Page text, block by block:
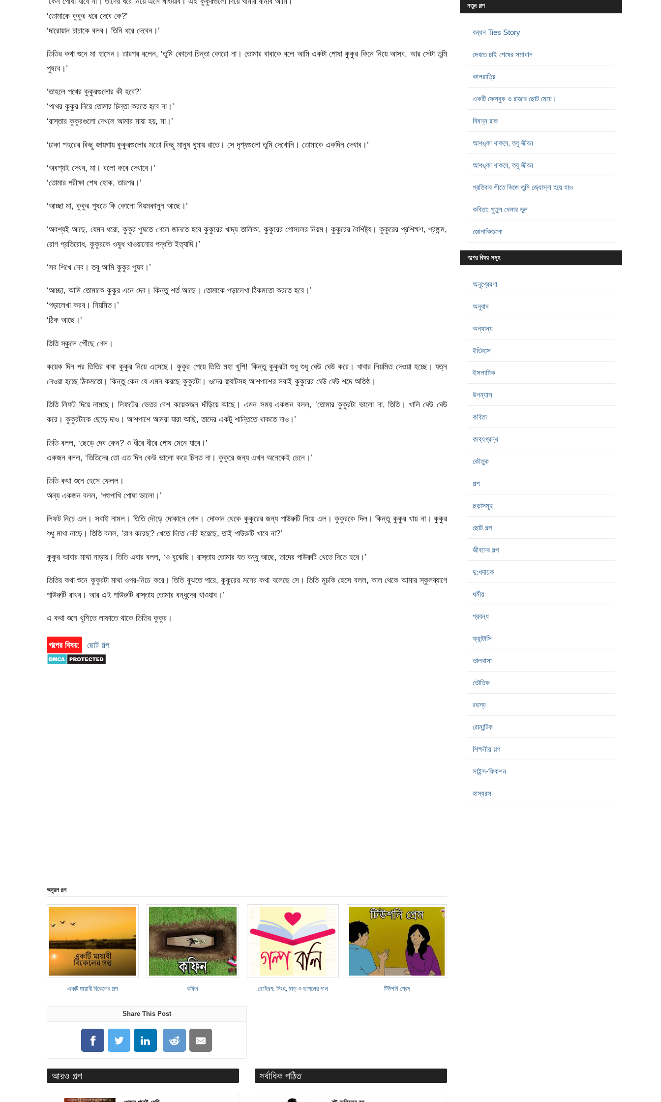
‘তোমাকে কুকুর ধরে দেবে কে?’
‘দারোয়ান চাচাকে বলব। তিনি ধরে দেবেন।’
তিতির কথা শুনে মা হাসেন। তারপর বলেন, ‘তুমি কোনো চিন্তা কোরো না। তোমার বাবাকে বলে আমি একটা পোষা কুকুর কিনে নিয়ে আসব, আর সেটা তুমি
পুষবে।’
‘তাহলে পথের কুকুরগুলোর কী হবে?’
‘পথের কুকুর নিয়ে তোমার চিন্তা করতে হবে না।’
‘রাস্তার কুকুরগুলো দেখলে আমার মায়া হয়, মা।’
‘ঢাকা শহরের কিছু জায়গায় কুকুরগুলোর মতো কিছু মানুষ ঘুমায় রাতে। সে দৃশ্যগুলো তুমি দেখোনি। তোমাকে একদিন দেখাব।’
‘অবশ্যই দেখব, মা। বলো কবে দেখাবে।’
‘তোমার পরীক্ষা শেষ হোক, তারপর।’
‘আচ্ছা মা, কুকুর পুষতে কি কোনো নিয়মকানুন আছে।’
‘অবশ্যই আছে, যেমন ধরো, কুকুর পুষতে গেলে জানতে হবে কুকুরের খাদ্য তালিকা, কুকুরের গোসলের নিয়ম। কুকুরের বৈশিষ্ট্য। কুকুরের প্রশিক্ষণ, প্রজন্ম,
রোগ প্রতিরোধ, কুকুরকে ওষুধ খাওয়ানোর পদ্ধতি ইত্যাদি।’
‘সব শিখে নেব। তবু আমি কুকুর পুষব।’
‘আচ্ছা, আমি তোমাকে কুকুর এনে দেব। কিন্তু শর্ত আছে। তোমাকে পড়ালেখা ঠিকমতো করতে হবে।’
‘পড়ালেখা করব। নিয়মিত।’
‘ঠিক আছে।’
তিতি স্কুলে পৌঁছে গেল।
কয়েক দিন পর তিতির বাবা কুকুর নিয়ে এসেছে। কুকুর পেয়ে তিতি মহা খুশি! কিন্তু কুকুরটা শুধু শুধু ঘেউ ঘেউ করে। খাবার নিয়মিত দেওয়া হচ্ছে। যত্ন
নেওয়া হচ্ছে ঠিকমতো। কিন্তু কেন যে এমন করছে কুকুরটা। ওদের ফ্ল্যাটসহ আশপাশের সবাই কুকুরের ঘেউ ঘেউ শব্দে অতিষ্ঠ।
তিতি লিফট দিয়ে নামছে। লিফটের ভেতর বেশ কয়েকজন দাঁড়িয়ে আছে। এমন সময় একজন বলল, ‘তোমার কুকুরটা ভালো না, তিতি। খালি ঘেউ ঘেউ
করে। কুকুরটাকে ছেড়ে দাও। আশপাশে আমরা যারা আছি, তাদের একটু শান্তিতে থাকতে দাও।’
তিতি বলল, ‘ছেড়ে দেব কেন? ও ধীরে ধীরে পোষ মেনে যাবে।’
একজন বলল, ‘তিতিদের তো এত দিন কেউ ভালো করে চিনত না। কুকুরে জন্য এখন অনেকেই চেনে।’
তিতি কথা শুনে হেসে ফেলল।
অন্য একজন বলল, ‘পশুপাখি পোষা ভালো।’
লিফট নিচে এল। সবাই নামল। তিতি দৌড়ে দোকানে গেল। দোকান থেকে কুকুরের জন্য পাউরুটি নিয়ে এল। কুকুরকে দিল। কিন্তু কুকুর খায় না। কুকুর
শুধু মাথা নাড়ে। তিতি বলল, ‘রাগ করেছ? খেতে দিতে দেরি হয়েছে, তাই পাউরুটি খাবে না?’
কুকুর আবার মাথা নাড়ায়। তিতি এবার বলল, ‘ও বুঝেছি। রাস্তায় তোমার যত বন্ধু আছে, তাদের পাউরুটি খেতে দিতে হবে।’
তিতির কথা শুনে কুকুরটা মাথা ওপর-নিচে করে। তিতি বুঝতে পারে, কুকুরের মনের কথা বলেছে সে। তিতি মুচকি হেসে বলল, কাল থেকে আমার স্কুলব্যাগে
পাউরুটি রাখব। আর এই পাউরুটি রাস্তায় তোমার বন্ধুদের খাওয়াব।’
এ কথা শুনে খুশিতে লাফাতে থাকে তিতির কুকুর।
গল্পের বিষয়: ছোট গল্প
অনুরূপ গল্প
একটি মায়াবী বিকেলের গল্প কফিন ছোটগল্প: সিংহ, ষাড় ও ছাগলের পাল টিউশনি প্রেম
Share This Post
আরও গল্প সর্বাধিক পঠিত
নতুন গল্প
বন্ধন Ties Story
দেখতে চাই শেষের সমাধান
কালরাত্রি
একটি ফেসবুক ও রাজার ছোট মেয়ে।
বিষন্ন রাত
আশঙ্কা থাকবে, তবু জীবন
আশঙ্কা থাকবে, তবু জীবন
প্রতিবার শীতে ভিজে তুমি জ্যোস্না হয়ে যাও
কবিতা: পুতুল খেলার ভুল
জোনাকিগুলো
গল্পের বিষয় সমূহ
অনুপ্রেরণা
অনুবাদ
অন্যান্য
ইতিহাস
ইসলামিক
উপন্যাস
কবিতা
কাব্যগ্রন্থ
কৌতুক
গল্প
ছড়াসমূহ
ছোট গল্প
জীবনের গল্প
দু:খদায়ক
ধর্মীয়
প্রবন্ধ
ফ্যান্টাসি
ভালবাসা
ভৌতিক
রহস্য
রোমান্টিক
শিক্ষনীয় গল্প
সাইন্স-ফিকশন
হাস্যরস